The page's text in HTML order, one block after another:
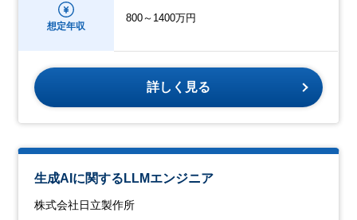
想定年収
800～1400万円
詳しく見る
生成AIに関するLLMエンジニア
株式会社日立製作所